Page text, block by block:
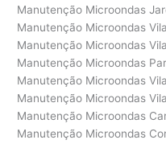
Manutenção Microondas
Manutenção Microondas
Manutenção Microondas
Manutenção Microondas
Manutenção Microondas
Manutenção Microondas
Manutenção Microondas
Manutenção Microondas